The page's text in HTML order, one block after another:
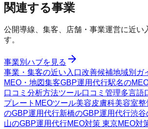
関連する事業
公開導線、集客、店舗・事業運営に近い
す。
事業別ハブを見る
事業・集客の近い入口改善候補地域別ガ
MEO・地図集客GBP運用代行駅名の
口コミ分析方法ツール口コミ管理多言語
プレート MEOツール美容皮膚科美容室整
のGBP運用代行新橋のGBP運用代行渋谷
山のGBP運用代行MEO対策 東京MEO対